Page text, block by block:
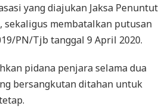
yang diajukan Jaksa Penuntut
sekaligus membatalkan putusan
PN/Tjb tanggal 9 April 2020.
pidana penjara selama dua
bersangkutan ditahan untuk